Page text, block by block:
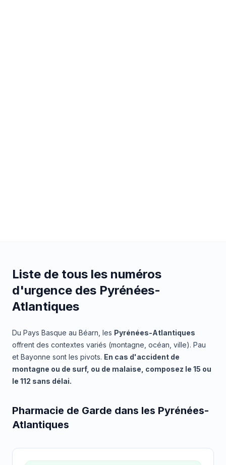
Liste de tous les numéros
d'urgence des Pyrénées-
Atlantiques
Du Pays Basque au Béarn, les Pyrénées-Atlantiques
offrent des contextes variés (montagne, océan, ville). Pau
et Bayonne sont les pivots. En cas d'accident de
montagne ou de surf, ou de malaise, composez le 15 ou
le 112 sans délai.
Pharmacie de Garde dans les Pyrénées-
Atlantiques